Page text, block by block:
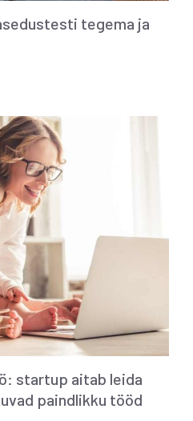
tegema ja
startup aitab leida
paindlikku tööd